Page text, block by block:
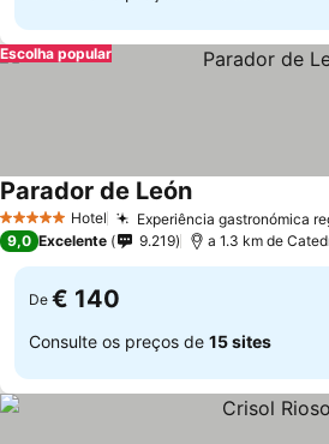
Escolha popular
5 Estrelas Hotel Experiência gastronómica
Parador de León
9,0 Excelente 9.219 a 1.3 km de
De € 140
Consulte os preços de 15 sites